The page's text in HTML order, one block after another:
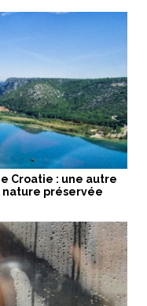
Croatie : une autre
préservée